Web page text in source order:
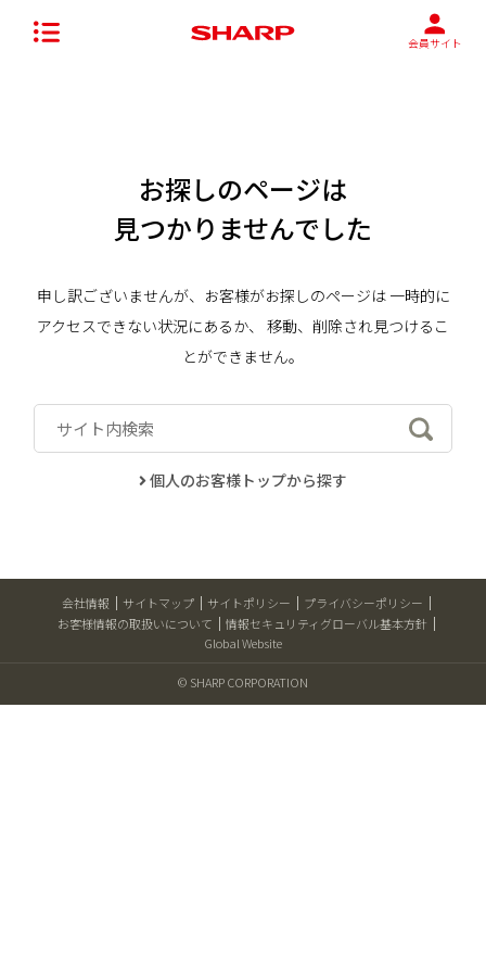
会員サイト
お探しのページは
見つかりませんでした
申し訳ございませんが、お客様がお探しのページは一時的に
アクセスできない状況にあるか、 移動、削除され見つけるこ
とができません。
個人のお客様トップから探す
会社情報 サイトマップ サイトポリシー
プライバシーポリシー
お客様情報の取扱いについて
情報セキュリティグローバル基本方針
Global Website
© SHARP CORPORATION